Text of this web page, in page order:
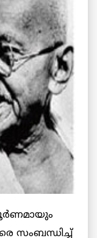
സംബന്ധിച്ച്